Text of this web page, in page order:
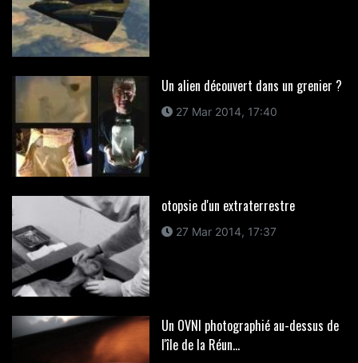
Un alien découvert dans un grenier ?
27 Mar 2014, 17:40
otopsie d'un extraterrestre
27 Mar 2014, 17:37
Un OVNI photographié au-dessus de
l'île de la Réun...